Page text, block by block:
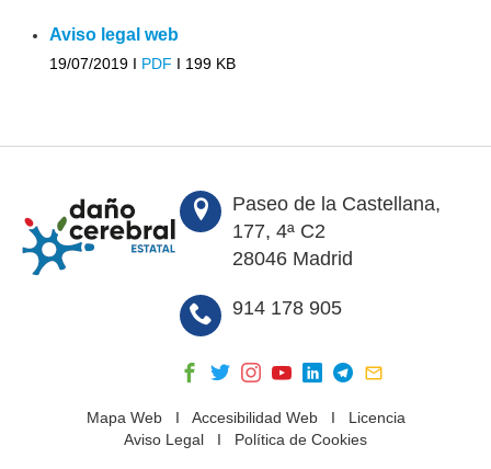
Aviso legal web
19/07/2019 I PDF I 199 KB
Paseo de la Castellana,
177, 4ª C2
28046 Madrid
914 178 905
Mapa WebI Accesibilidad WebI Licencia
Aviso Legal I Política de Cookies